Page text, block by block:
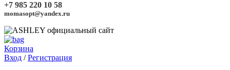
+7 985 220 10 58
momasopt@yandex.ru
Корзина
Вход /Регистрация